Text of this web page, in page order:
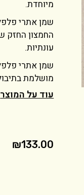
מיוחדת.
שמן אתרי
החמצון החזק
עונתיות.
שמן אתרי
מושלמת
עוד על המוצר
₪133.00